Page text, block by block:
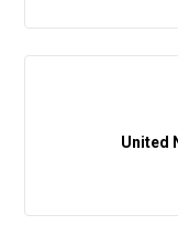
United